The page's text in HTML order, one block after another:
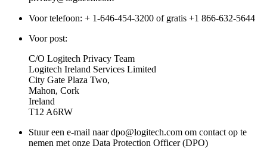
Voor telefoon: + 1-646-454-3200 of gratis +1 866-632-5644
Voor post:
C/O Logitech Privacy Team
Logitech Ireland Services Limited
City Gate Plaza Two,
Mahon, Cork
Ireland
T12 A6RW
Stuur een e-mail naar dpo@logitech.com om contact op te
nemen met onze Data Protection Officer (DPO)